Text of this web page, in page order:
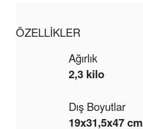
ÖZELLIKLER
Ağırlık
2,3 kilo
Dış Boyutlar
19x31,5x47 cm